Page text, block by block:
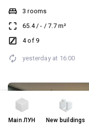
поверсі. Житловий стан —
Роздільний санвузол •
бойлер • Паркетна
електроенергію • Ліфт, домофон, • Тихий двір
оренду. Додатково: Планування: Роздільна. Санвузол:
Житловий стан.
3 rooms
65.4/- /7.7m²
4 of 9
yesterday at 16:00
MainЛУН New buildings